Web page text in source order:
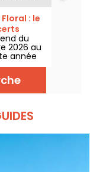
concerts
6
: le
du
2026 au
année
du